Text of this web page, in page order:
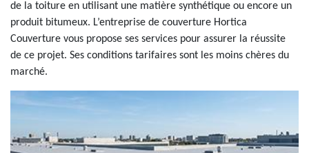
de la toiture en utilisant une matière synthétique ou encore un
produit bitumeux. L’entreprise de couverture Hortica
Couverture vous propose ses services pour assurer la réussite
de ce projet. Ses conditions tarifaires sont les moins chères du
marché.